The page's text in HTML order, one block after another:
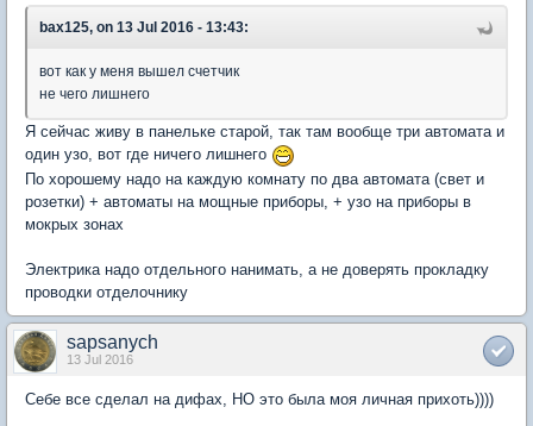
bax125, on 13 Jul 2016 - 13:43:
вот как у меня вышел счетчик
не чего лишнего
Я сейчас живу в панельке старой, так там вообще три автомата и
один узо, вот где ничего лишнего
По хорошему надо на каждую комнату по два автомата (свет и
розетки) + автоматы на мощные приборы, + узо на приборы в
мокрых зонах
Электрика надо отдельного нанимать, а не доверять прокладку
проводки отделочнику
sapsanych
13 Jul 2016
Себе все сделал на дифах, НО это была моя личная прихоть))))